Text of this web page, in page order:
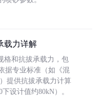
载力详解
格和抗拔承载力，包
据专业标准（如《混
提供抗拔承载力计算
设计值约80kN）。